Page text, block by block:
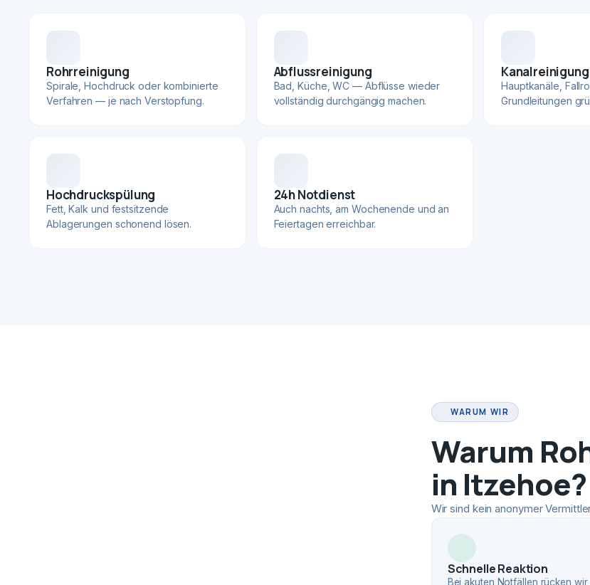
Rohrreinigung
Spirale, Hochdruck oder kombinierte
Verfahren — je nach Verstopfung.
Abflussreinigung
Bad, Küche, WC — Abflüsse wieder
vollständig durchgängig machen.
Kanalreinigung
Hauptkanäle,
Grundleitungen
Hochdruckspülung
Fett, Kalk und festsitzende
Ablagerungen schonend lösen.
24h Notdienst
Auch nachts, am Wochenende und an
Feiertagen erreichbar.
WARUM WIR
Warum
in Itzehoe?
Wir sind kein anonymer
Schnelle Reaktion
Bei akuten Notfällen rücken wir